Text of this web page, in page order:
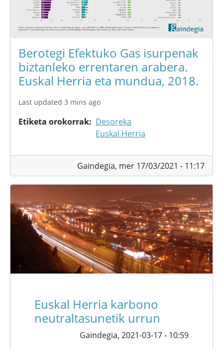
Berotegi Efektuko Gas isurpenak
biztanleko errentaren arabera.
Euskal Herria eta mundua, 2018.
Last updated 3 mins ago
Etiketa orokorrak
Desoreka
Euskal Herria
Gaindegia, mer 17/03/2021 - 11:17
Euskal Herria karbono
neutraltasunetik urrun
Gaindegia, 2021-03-17 - 10:59